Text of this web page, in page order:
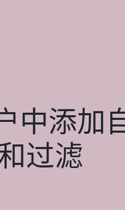
中添加
过滤